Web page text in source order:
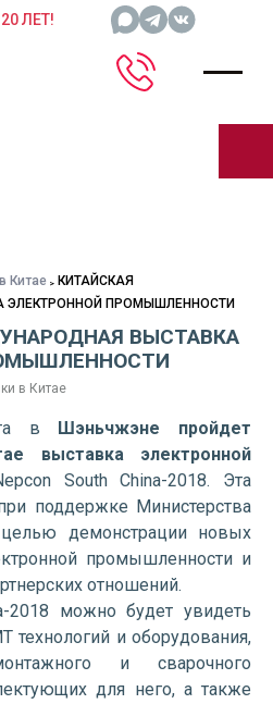
ЛЕТ!
Китае
КИТАЙСКАЯ
ПРОМЫШЛЕННОСТИ
ВЫСТАВКА
в Китае
в Шэньчжэне пройдет
выставка электронной
South China-2018. Эта
поддержке Министерства
демонстрации новых
промышленности и
отношений.
2018 можно будет увидеть
технологий и оборудования,
и сварочного
для него, а также